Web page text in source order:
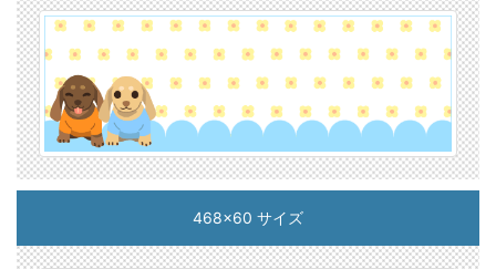
468x60 サイズ